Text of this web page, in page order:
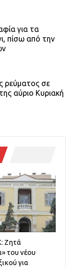
για τα
πίσω από την
ρεύματος σε
αύριο Κυριακή
Ζητά
του νέου
για